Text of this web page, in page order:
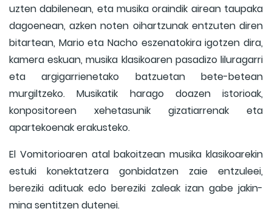
uzten dabilenean, eta musika oraindik airean taupaka
dagoenean, azken noten oihartzunak entzuten diren
bitartean, Mario eta Nacho eszenatokira igotzen dira,
kamera eskuan, musika klasikoaren pasadizo liluragarri
eta argigarrienetako batzuetan bete-betean
murgiltzeko. Musikatik harago doazen istorioak,
konpositoreen xehetasunik gizatiarrenak eta
apartekoenak erakusteko.
El Vomitorioaren atal bakoitzean musika klasikoarekin
estuki konektatzera gonbidatzen zaie entzuleei,
bereziki adituak edo bereziki zaleak izan gabe jakin-
mina sentitzen dutenei.